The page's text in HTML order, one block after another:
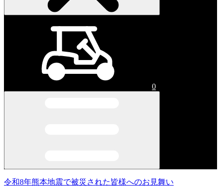
0
令和8年熊本地震で被災された皆様へのお見舞い